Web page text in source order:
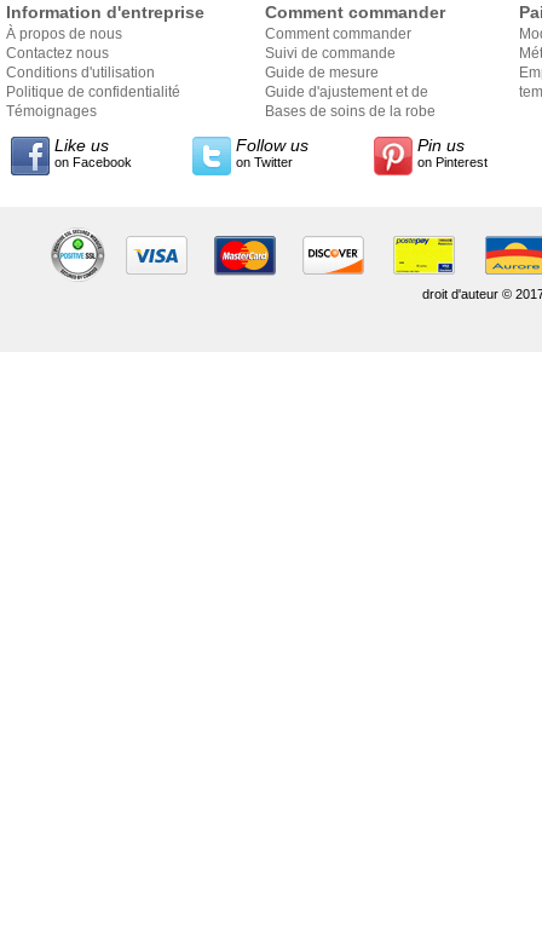
Information d'entreprise
À propos de nous
Contactez nous
Conditions d'utilisation
Politique de confidentialité
Témoignages
Comment commander
Comment commander
Suivi de commande
Guide de mesure
Guide d'ajustement et de
style
Bases de soins de la robe
Like us
on Facebook
Follow us
on Twitter
Pin us
on Pinterest
droit d'auteur ©